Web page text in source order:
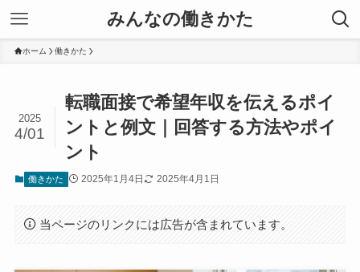
みんなの働きかた
ホーム 働きかた
転職面接で希望年収を伝えるポイ
ントと例文｜回答する方法やポイ
ント
2025
4/01
働きかた 2025年1月4日 2025年4月1日
当ページのリンクには広告が含まれています。